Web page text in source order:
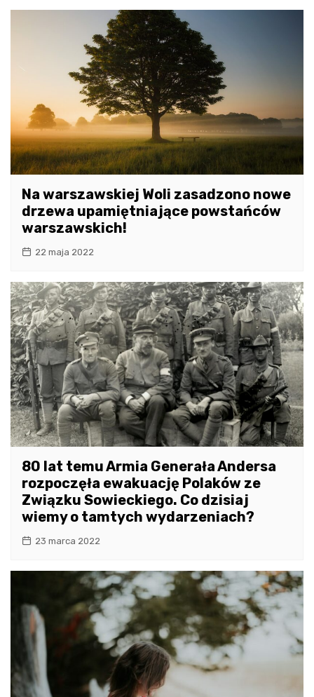
Na warszawskiej Woli zasadzono nowe
drzewa upamiętniające powstańców
warszawskich!
22 maja 2022
80 lat temu Armia Generała Andersa
rozpoczęła ewakuację Polaków ze
Związku Sowieckiego. Co dzisiaj
wiemy o tamtych wydarzeniach?
23 marca 2022